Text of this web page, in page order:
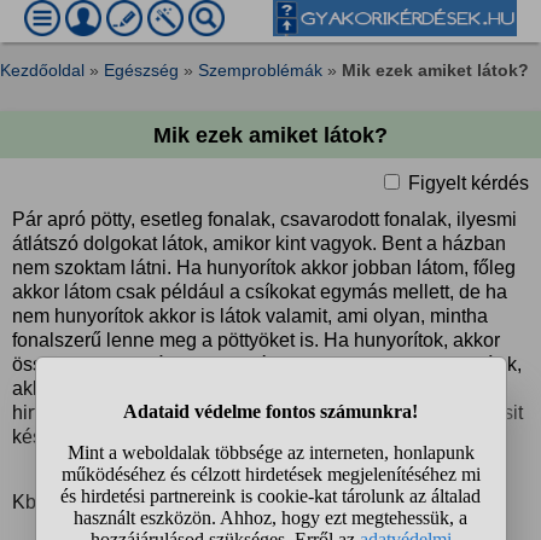
Kezdőoldal » Egészség » Szemproblémák » Mik ezek amiket látok?
Mik ezek amiket látok?
Figyelt kérdés
Pár apró pötty, esetleg fonalak, csavarodott fonalak, ilyesmi
átlátszó dolgokat látok, amikor kint vagyok. Bent a házban
nem szoktam látni. Ha hunyorítok akkor jobban látom, főleg
akkor látom csak például a csíkokat egymás mellett, de ha
nem hunyorítok akkor is látok valamit, ami olyan, mintha
fonalszerű lenne meg a pöttyöket is. Ha hunyorítok, akkor
összemegy/összáll kisebb méretre, ha meg nem hunyorítok,
akkor meg szétterül egy picit és nagyobbnak tűnnek. Ha
hirtelen balról közéore igazítom a szemem, akkor az is kicsit
késve érkezik középre aztán csúszik le lassan.
Kb 10 éve biztos, hogy van, de mi lehet ez?